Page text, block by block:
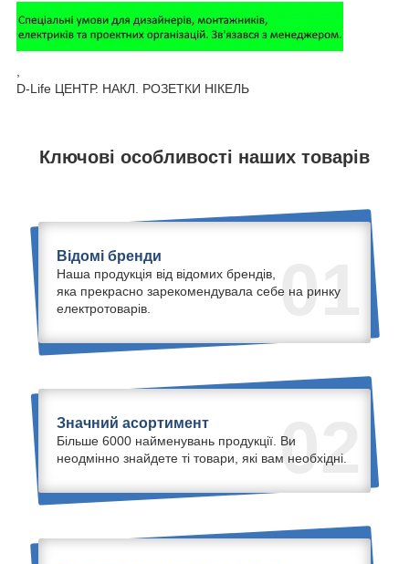
D-Life ЦЕНТР. НАКЛ. РОЗЕТКИ НІКЕЛЬ
Ключові особливості наших товарів
01
Відомі бренди
Наша продукція від відомих брендів,
яка прекрасно зарекомендувала себе на ринку
електротоварів.
02
Значний асортимент
Більше 6000 найменувань продукції. Ви
неодмінно знайдете ті товари, які вам необхідні.